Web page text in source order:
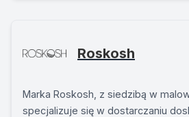
Roskosh
Marka Roskosh, z siedzibą w
specjalizuje się w dostarczaniu